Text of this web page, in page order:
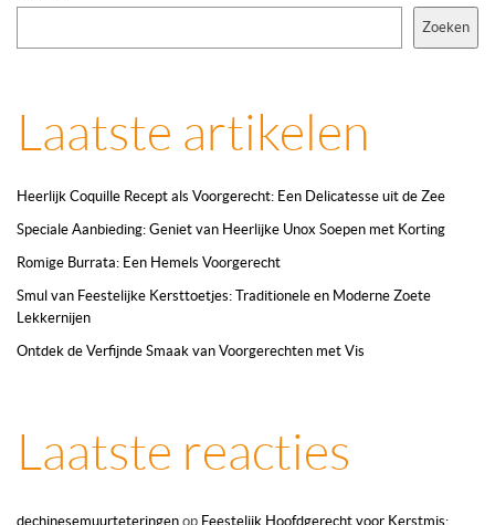
Zoeken
Laatste artikelen
Heerlijk Coquille Recept als Voorgerecht: Een Delicatesse uit de Zee
Speciale Aanbieding: Geniet van Heerlijke Unox Soepen met Korting
Romige Burrata: Een Hemels Voorgerecht
Smul van Feestelijke Kersttoetjes: Traditionele en Moderne Zoete
Lekkernijen
Ontdek de Verfijnde Smaak van Voorgerechten met Vis
Laatste reacties
dechinesemuurteteringen op Feestelijk Hoofdgerecht voor Kerstmis: